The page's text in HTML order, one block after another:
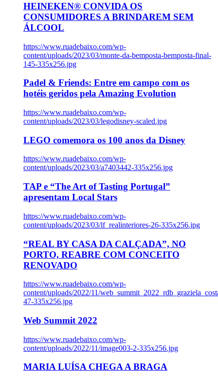
HEINEKEN® CONVIDA OS
CONSUMIDORES A BRINDAREM SEM
ÁLCOOL
https://www.ruadebaixo.com/wp-
content/uploads/2023/03/monte-da-bemposta-bemposta-final-
145-335x256.jpg
Padel & Friends: Entre em campo com os
hotéis geridos pela Amazing Evolution
https://www.ruadebaixo.com/wp-
content/uploads/2023/03/legodisney-scaled.jpg
LEGO comemora os 100 anos da Disney
https://www.ruadebaixo.com/wp-
content/uploads/2023/03/a7403442-335x256.jpg
TAP e “The Art of Tasting Portugal”
apresentam Local Stars
https://www.ruadebaixo.com/wp-
content/uploads/2023/03/lf_realinteriores-26-335x256.jpg
“REAL BY CASA DA CALÇADA”, NO
PORTO, REABRE COM CONCEITO
RENOVADO
https://www.ruadebaixo.com/wp-
content/uploads/2022/11/
47-335x256.jpg
Web Summit 2022
https://www.ruadebaixo.com/wp-
content/uploads/2022/11/image003-2-335x256.jpg
MARIA LUÍSA CHEGA A BRAGA